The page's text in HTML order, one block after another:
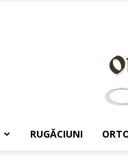
RUGĂCIUNI